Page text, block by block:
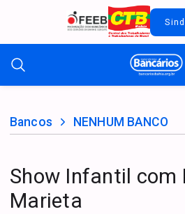
Bancos NENHUM BANCO
Show Infantil com
Marieta